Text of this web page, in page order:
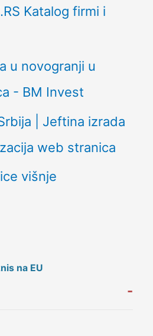
Katalog firmi i
u novogranji u
- BM Invest
| Jeftina izrada
web stranica
višnje
na EU
-